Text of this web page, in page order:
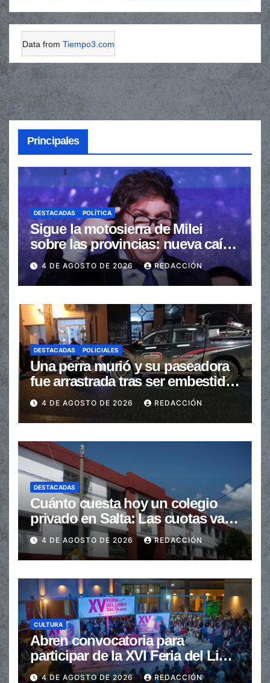
Data from Tiempo3.com
Principales
DESTACADAS POLÍTICA
Sigue la motosierra de Milei
sobre las provincias: nueva caída
de las transferencias no
automáticas
4 DE AGOSTO DE 2026 REDACCIÓN
DESTACADAS POLICIALES
Una perra murió y su paseadora
fue arrastrada tras ser embestidas
en la senda peatonal
4 DE AGOSTO DE 2026 REDACCIÓN
DESTACADAS
Cuánto cuesta hoy un colegio
privado en Salta: Las cuotas van
de $110.000 a más de $600.000
4 DE AGOSTO DE 2026 REDACCIÓN
CULTURA
Abren convocatoria para
participar de la XVI Feria del Libro
de Salta
4 DE AGOSTO DE 2026 REDACCIÓN